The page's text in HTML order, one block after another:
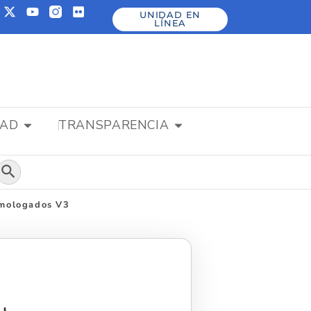
UNIDAD EN
LÍNEA
TRANSPARENCIA
de búsqueda
V3